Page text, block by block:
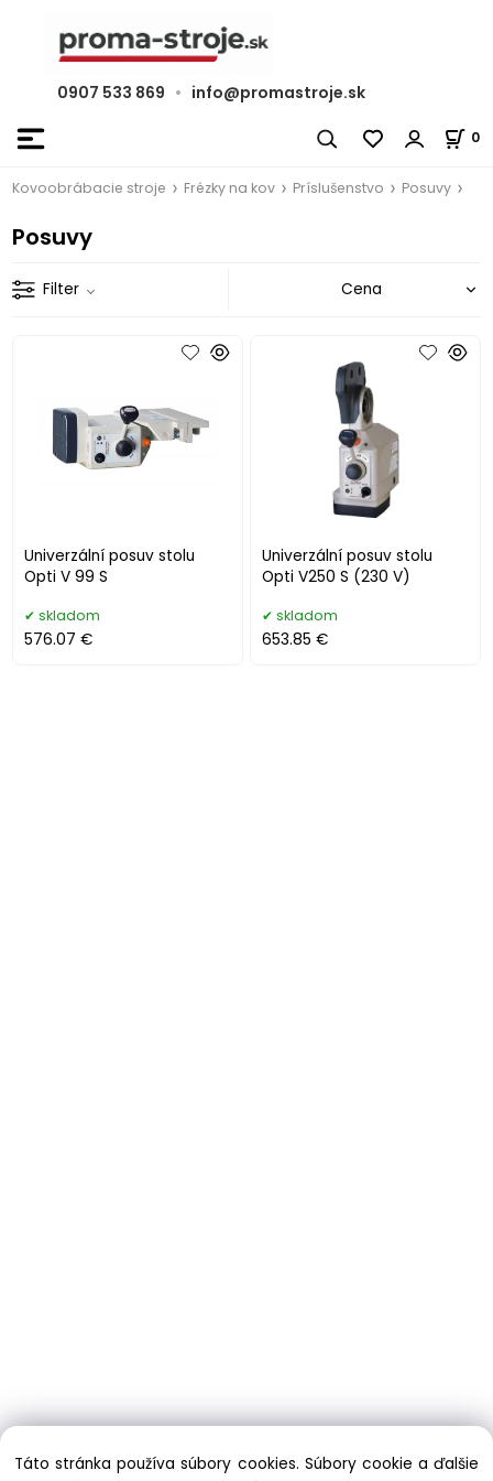
0907 533 869 • info@promastroje.sk
0
Kovoobrábacie stroje Frézky na kov Príslušenstvo Posuvy
Posuvy
Filter
Univerzální posuv stolu
Opti V 99 S
skladom
576.07 €
Univerzální posuv stolu
Opti V250 S (230 V)
skladom
653.85 €
Táto stránka používa súbory cookies. Súbory cookie a ďalšie